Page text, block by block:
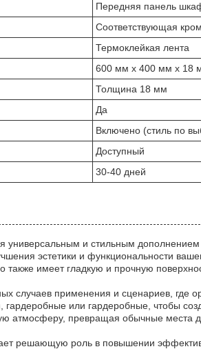
Передняя панель
Соответствующая
Термоклейкая лента
600 мм х 400 мм х 18
Толщина 18 мм
Да
Включено (стиль по
Доступный
30-40 дней
универсальным и стильным
эстетики и функциональности
имеет гладкую и прочную
случаев применения и сценариев, где
или гардеробные, чтобы
атмосферу, превращая обычные места
решающую роль в повышении